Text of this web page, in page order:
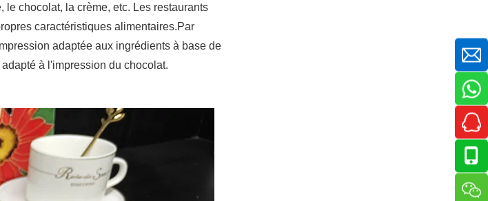
chocolat, la crème, etc. Les restaurants
caractéristiques alimentaires.Par
adaptée aux ingrédients à base de
à l'impression du chocolat.